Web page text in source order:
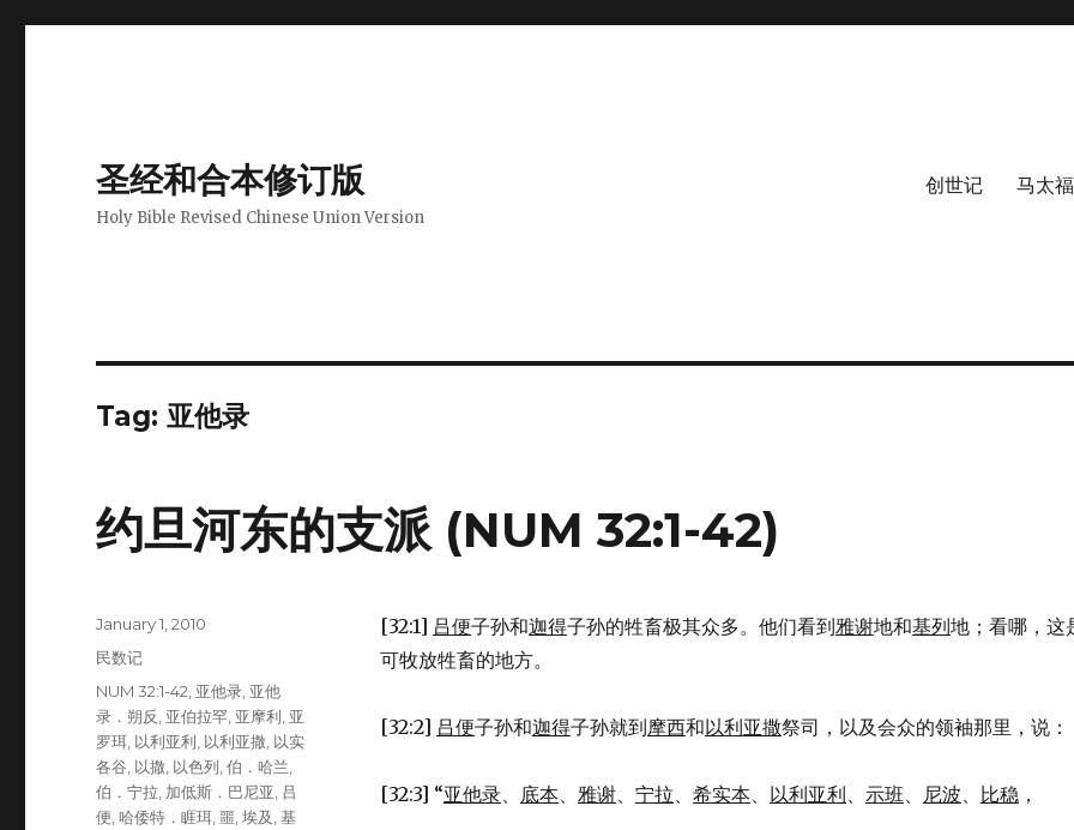
圣经和合本修订版
Holy Bible Revised Chinese Union Version
创世记 马太
Tag: 亚他录
约旦河东的支派 (NUM 32:1-42)
[32:1] 吕便子孙和迦得子孙的牲畜极其众多。他们看到雅谢地和基列地；看哪，这
可牧放牲畜的地方。
[32:2] 吕便子孙和迦得子孙就到摩西和以利亚撒祭司，以及会众的领袖那里，说：
[32:3] “亚他录、 底本、 雅谢、 宁拉、 希实本、 以利亚利、 示班、 尼波、 比稳，
Posted
on
January 1, 2010
Categories
民数记
Tags
NUM 32:1-42 亚他录 亚他
录．朔反 亚伯拉罕 亚摩利 亚
罗珥 以利亚利 以利亚撒 以实
各谷 以撒 以色列 ,伯．哈兰
伯．宁拉 加低斯．巴尼亚 吕
便 ,哈倭特．睚珥 ,噩 ,埃及 ,基